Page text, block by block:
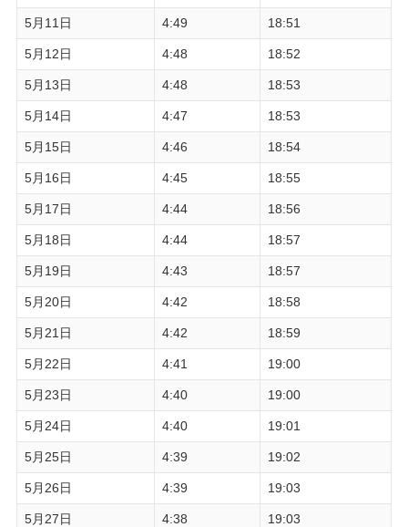
5月11日 4:49 18:51
5月12日 4:48 18:52
5月13日 4:48 18:53
5月14日 4:47 18:53
5月15日 4:46 18:54
5月16日 4:45 18:55
5月17日 4:44 18:56
5月18日 4:44 18:57
5月19日 4:43 18:57
5月20日 4:42 18:58
5月21日 4:42 18:59
5月22日 4:41 19:00
5月23日 4:40 19:00
5月24日 4:40 19:01
5月25日 4:39 19:02
5月26日 4:39 19:03
5月27日 4:38 19:03